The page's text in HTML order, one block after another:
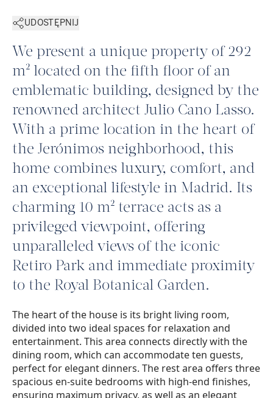
UDOSTĘPNIJ
We present a unique property of 292
m² located on the fifth floor of an
emblematic building, designed by the
renowned architect Julio Cano Lasso.
With a prime location in the heart of
the Jerónimos neighborhood, this
home combines luxury, comfort, and
an exceptional lifestyle in Madrid. Its
charming 10 m² terrace acts as a
privileged viewpoint, offering
unparalleled views of the iconic
Retiro Park and immediate proximity
to the Royal Botanical Garden.
The heart of the house is its bright living room,
divided into two ideal spaces for relaxation and
entertainment. This area connects directly with the
dining room, which can accommodate ten guests,
perfect for elegant dinners. The rest area offers three
spacious en-suite bedrooms with high-end finishes,
ensuring maximum privacy, as well as an elegant